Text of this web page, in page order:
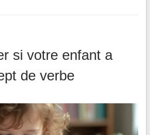
si votre enfant a
de verbe